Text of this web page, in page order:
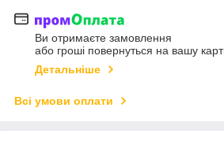
Ви отримаєте замовлення
або гроші повернуться на вашу
Детальніше
Всі умови оплати